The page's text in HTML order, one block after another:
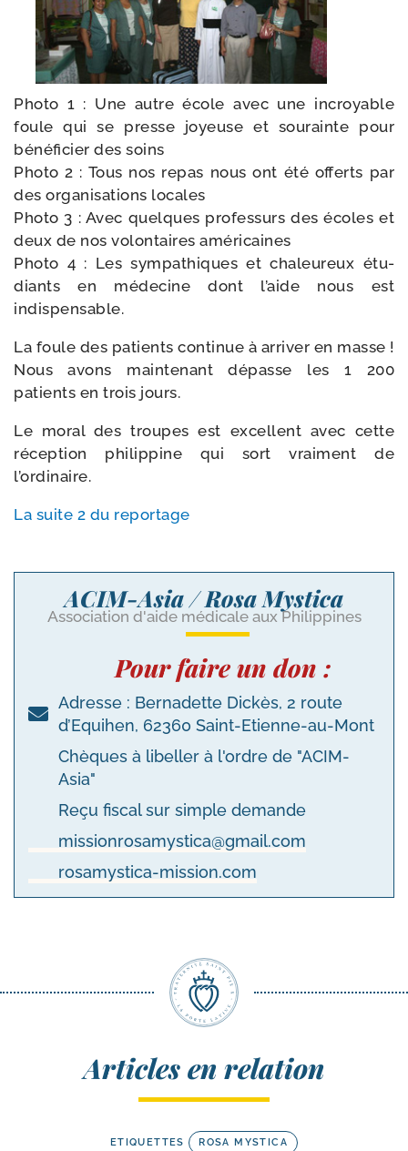
Photo 1 : Une autre école avec une incroyable
foule qui se presse joyeuse et sou­rainte pour
béné­fi­cier des soins
Photo 2 : Tous nos repas nous ont été offerts par
des orga­ni­sa­tions locales
Photo 3 : Avec quelques pro­fes­surs des écoles et
deux de nos volon­taires américaines
Photo 4 : Les sym­pa­thiques et cha­leu­reux étu­
diants en méde­cine dont l’aide nous est
indispensable.
La foule des patients conti­nue à arri­ver en masse !
Nous avons main­te­nant dépasse les 1 200
patients en trois jours.
Le moral des troupes est excellent avec cette
récep­tion phi­lip­pine qui sort vrai­ment de
l’ordinaire.
La suite 2 du reportage
ACIM-Asia / Rosa Mystica
Association d'aide médicale aux Philippines
Pour faire un don :
Adresse : Bernadette Dickès, 2 route
d’Equihen, 62360 Saint-Etienne-au-Mont
Chèques à libeller à l'ordre de "ACIM-
Asia"
Reçu fiscal sur simple demande
missionrosamystica@gmail.com
rosamystica-mission.com
Articles en relation
ETIQUETTES ROSA MYSTICA